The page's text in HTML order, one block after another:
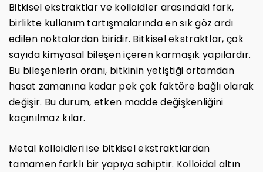
Bitkisel ekstraktlar ve kolloidler arasındaki fark,
birlikte kullanım tartışmalarında en sık göz ardı
edilen noktalardan biridir. Bitkisel ekstraktlar, çok
sayıda kimyasal bileşen içeren karmaşık yapılardır.
Bu bileşenlerin oranı, bitkinin yetiştiği ortamdan
hasat zamanına kadar pek çok faktöre bağlı olarak
değişir. Bu durum, etken madde değişkenliğini
kaçınılmaz kılar.
Metal kolloidleri ise bitkisel ekstraktlardan
tamamen farklı bir yapıya sahiptir. Kolloidal altın